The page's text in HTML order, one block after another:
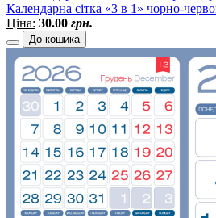
Календарна сітка «3 в 1» чорно-
Ціна: 30.00 грн.
До кошика